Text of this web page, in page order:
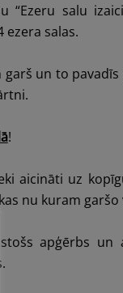
“Ezeru salu
ezera salas.
un to
!
aicināti uz
nu kuram garšo
apģērbs